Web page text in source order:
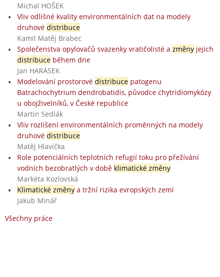
Michal HOŠEK
Vliv odlišné kvality environmentálních dat na modely
druhové distribuce
Kamil Matěj Brabec
Společenstva opylovačů svazenky vratičolisté a změnyjejich
distribuceběhem dne
Jan HARÁSEK
Modelování prostorové distribucepatogenu
Batrachochytrium dendrobatidis, původce chytridiomykózy
u obojživelníků, v České republice
Martin Sedlák
Vliv rozlišení environmentálních proměnných na modely
druhové distribuce
Matěj Hlavička
Role potenciálních teplotních refugií toku pro přežívání
vodních bezobratlých v době klimatické změny
Markéta Kozlovská
Klimatické změnya tržní rizika evropských zemí
Jakub Minář
Všechny práce